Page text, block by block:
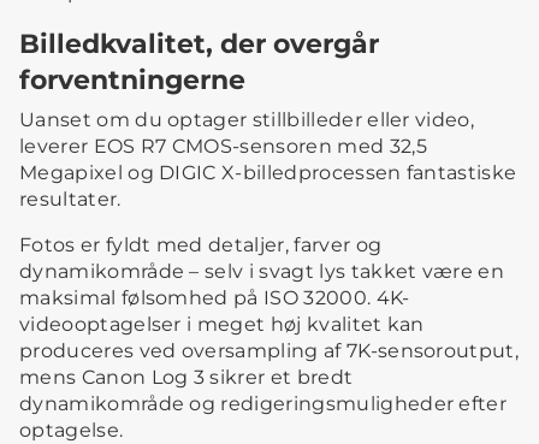
Billedkvalitet, der overgår
forventningerne
Uanset om du optager stillbilleder eller video,
leverer EOS R7 CMOS-sensoren med 32,5
Megapixel og DIGIC X-billedprocessen fantastiske
resultater.
Fotos er fyldt med detaljer, farver og
dynamikområde – selv i svagt lys takket være en
maksimal følsomhed på ISO 32000. 4K-
videooptagelser i meget høj kvalitet kan
produceres ved oversampling af 7K-sensoroutput,
mens Canon Log 3 sikrer et bredt
dynamikområde og redigeringsmuligheder efter
optagelse.